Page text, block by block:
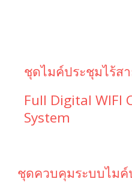
ชุดไมค์ประชุมไร้ส
Full Digital WIFI
System
ชุดควบคุมระบบไมค์